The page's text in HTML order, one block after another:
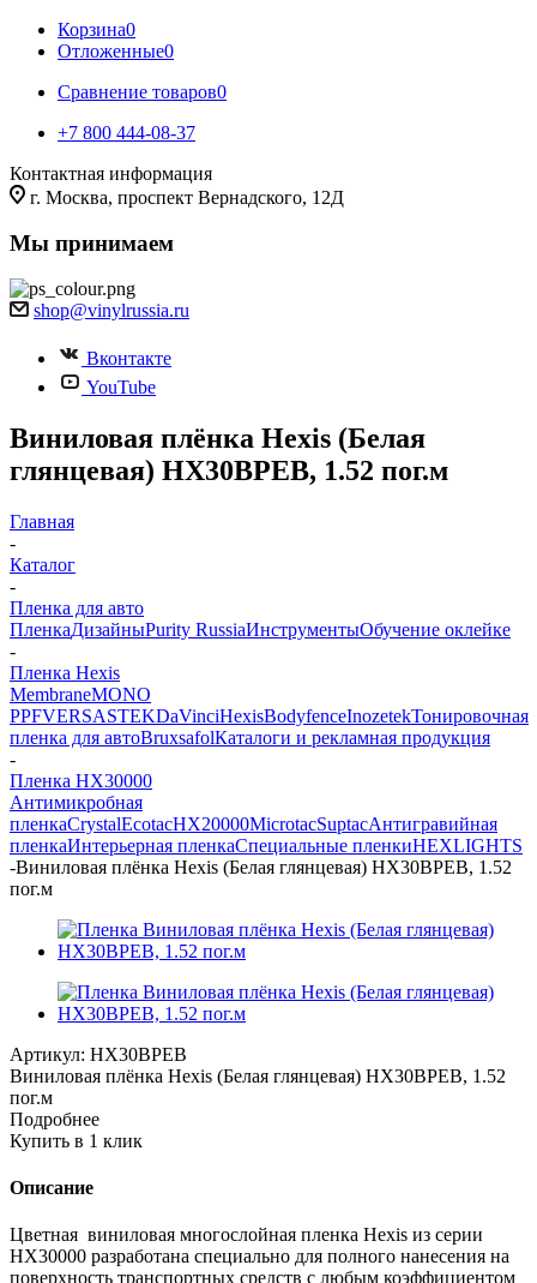
Корзина0
Отложенные0
Сравнение товаров0
+7 800 444-08-37
Контактная информация
г. Москва, проспект Вернадского, 12Д
Мы принимаем
shop@vinylrussia.ru
Вконтакте
YouTube
Виниловая плёнка Hexis (Белая
глянцевая) HX30BPEB, 1.52 пог.м
Главная
-
Каталог
-
Пленка для авто
ПленкаДизайныPurity RussiaИнструментыОбучение оклейке
-
Пленка Hexis
MembraneMONO
PPFVERSASTEKDaVinciHexisBodyfenceInozetekТонировочная
пленка для автоBruxsafolКаталоги и рекламная продукция
-
Пленка HX30000
Антимикробная
пленкаCrystalEcotacHX20000MicrotacSuptacАнтигравийная
пленкаИнтерьерная пленкаСпециальные пленкиHEXLIGHTS
-Виниловая плёнка Hexis (Белая глянцевая) HX30BPEB, 1.52
пог.м
Артикул: HX30BPEB
Виниловая плёнка Hexis (Белая глянцевая) HX30BPEB, 1.52
пог.м
Подробнее
Купить в 1 клик
Описание
Цветная виниловая многослойная пленка Hexis из серии
НХ30000 разработана специально для полного нанесения на
поверхность транспортных средств с любым коэффициентом